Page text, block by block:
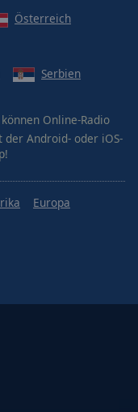
Österreich
Serbien
können Online-Radio
Android- oder iOS-
Europa